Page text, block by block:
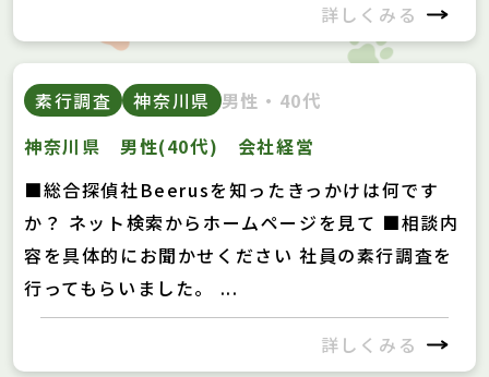
詳しくみる
素行調査 神奈川県 男性・40代
神奈川県 男性(40代) 会社経営
■総合探偵社Beerusを知ったきっかけは何です
か？ ネット検索からホームページを見て ■相談内
容を具体的にお聞かせください 社員の素行調査を
行ってもらいました。 ...
詳しくみる